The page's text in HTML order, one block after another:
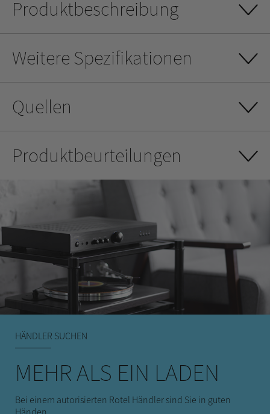
Produktbeschreibung
Weitere Spezifikationen
Quellen
Produktbeurteilungen
HÄNDLER SUCHEN
MEHR ALS EIN LADEN
Bei einem autorisierten Rotel Händler sind Sie in guten
Händen.